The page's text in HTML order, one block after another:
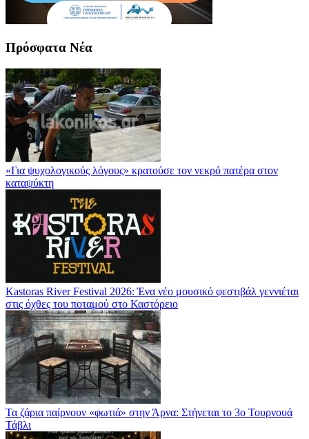
Πρόσφατα Νέα
«Για ψυχολογικούς λόγους» κρατούσε τον νεκρό πατέρα στον
καταψύκτη
Kastoras River Festival 2026: Ένα νέο μουσικό φεστιβάλ γεννιέται
στις όχθες του ποταμού στο Καστόρειο
Τα ζάρια παίρνουν «φωτιά» στην Άρνα: Στήνεται το 3ο Τουρνουά
Τάβλι